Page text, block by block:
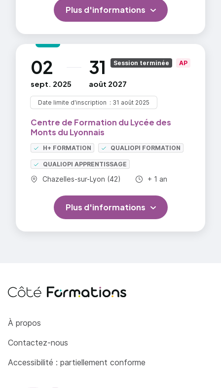
aléas, ses horaires de travail peuvent être décalés
ou postés et des astreintes sont possibles. Le port
d'équipements de protection individuelle est requis.
La mobilité géographique peut amener le Technicien
supérieur en méthodes et exploitation logistique à
évoluer dans des environnements culturels divers.
Plus d'informations
02
sept. 2025
au 31
août 2027
Date limite d'inscription 31 août 2025
Centre de Formation du Lycée des
Monts du Lyonnais
H+ FORMATION QUALIOPI FORMATION
QUALIOPI APPRENTISSAGE
Commune :
Chazelles-sur-Lyon (42) Durée totale :
+ 1 an
Session terminée AP
Plus d'informations
Côté Formations
À propos
Contactez-nous
Accessibilité : partiellement conforme